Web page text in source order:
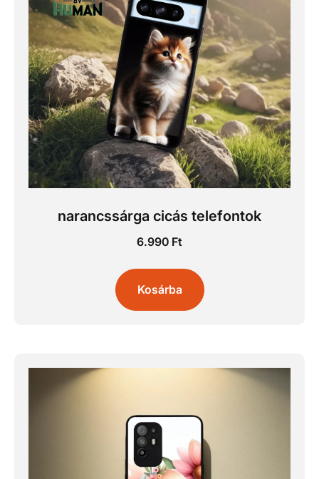
narancssárga cicás telefontok
6.990 Ft
Kosárba